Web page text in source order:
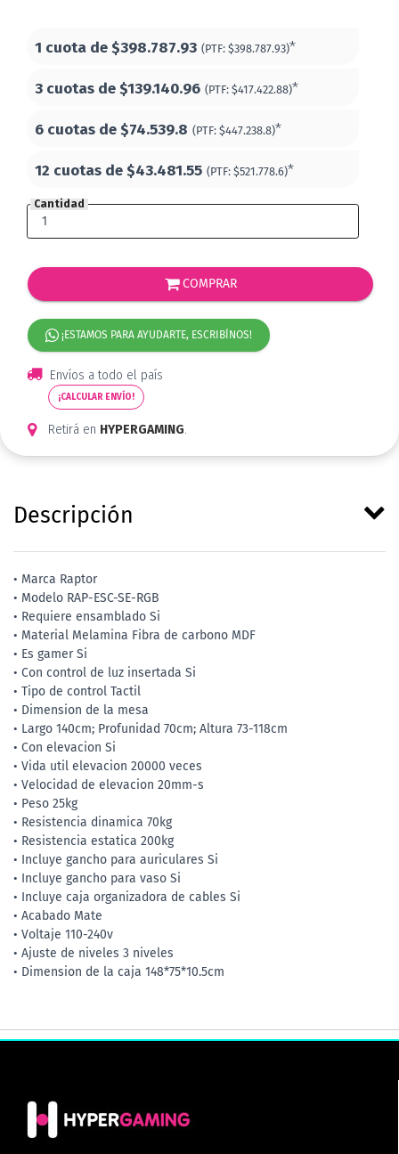
1 cuota de$398.787.93 (PTF: $398.787.93)*
3 cuotas de$139.140.96 (PTF: $417.422.88)*
6 cuotas de$74.539.8 (PTF: $447.238.8)*
12 cuotas de$43.481.55 (PTF: $521.778.6)*
Cantidad
COMPRAR
¡ESTAMOS PARA AYUDARTE, ESCRIBÍNOS!
Envíos a todo el país
¡CALCULAR ENVÍO!
Retirá en HYPERGAMING.
Descripción
• Marca Raptor
• Modelo RAP-ESC-SE-RGB
• Requiere ensamblado Si
• Material Melamina Fibra de carbono MDF
• Es gamer Si
• Con control de luz insertada Si
• Tipo de control Tactil
• Dimension de la mesa
• Largo 140cm; Profunidad 70cm; Altura 73-118cm
• Con elevacion Si
• Vida util elevacion 20000 veces
• Velocidad de elevacion 20mm-s
• Peso 25kg
• Resistencia dinamica 70kg
• Resistencia estatica 200kg
• Incluye gancho para auriculares Si
• Incluye gancho para vaso Si
• Incluye caja organizadora de cables Si
• Acabado Mate
• Voltaje 110-240v
• Ajuste de niveles 3 niveles
• Dimension de la caja 148*75*10.5cm